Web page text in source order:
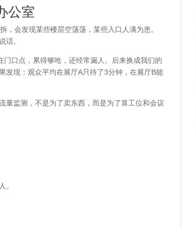
公室
会发现某些楼层空荡荡，某些入口人满为患。
话。
口点，累得够呛，还经常漏人。后来换成我们的
发现：观众平均在展厅A只待了3分钟，在展厅B能
监测，不是为了卖东西，而是为了算工位和会议
。